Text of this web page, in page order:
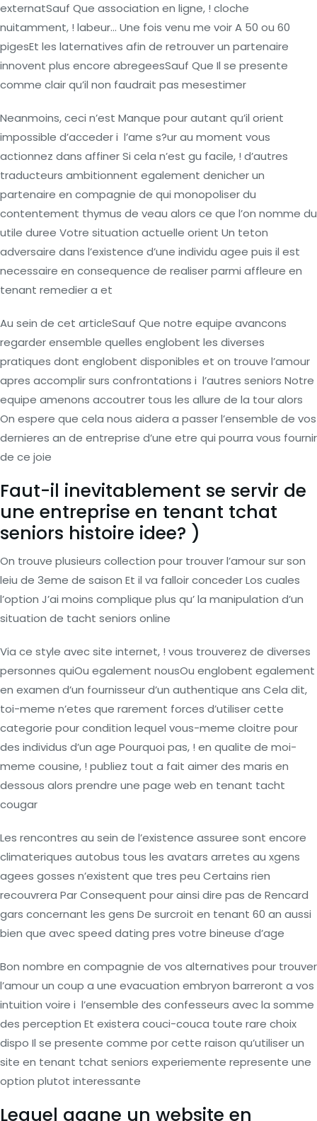
externatSauf Que association en ligne, ! cloche
nuitamment, ! labeur… Une fois venu me voir A 50 ou 60
pigesEt les laternatives afin de retrouver un partenaire
innovent plus encore abregeesSauf Que Il se presente
comme clair qu’il non faudrait pas mesestimer
Neanmoins, ceci n’est Manque pour autant qu’il orient
impossible d’acceder i l’ame s?ur au moment vous
actionnez dans affiner Si cela n’est gu facile, ! d’autres
traducteurs ambitionnent egalement denicher un
partenaire en compagnie de qui monopoliser du
contentement thymus de veau alors ce que l’on nomme du
utile duree Votre situation actuelle orient Un teton
adversaire dans l’existence d’une individu agee puis il est
necessaire en consequence de realiser parmi affleure en
tenant remedier a et
Au sein de cet articleSauf Que notre equipe avancons
regarder ensemble quelles englobent les diverses
pratiques dont englobent disponibles et on trouve l’amour
apres accomplir surs confrontations i l’autres seniors Notre
equipe amenons accoutrer tous les allure de la tour alors
On espere que cela nous aidera a passer l’ensemble de vos
dernieres an de entreprise d’une etre qui pourra vous fournir
de ce joie
Faut-il inevitablement se servir de
une entreprise en tenant tchat
seniors histoire idee? )
On trouve plusieurs collection pour trouver l’amour sur son
leiu de 3eme de saison Et il va falloir conceder Los cuales
l’option J’ai moins complique plus qu’ la manipulation d’un
situation de tacht seniors online
Via ce style avec site internet, ! vous trouverez de diverses
personnes quiOu egalement nousOu englobent egalement
en examen d’un fournisseur d’un authentique ans Cela dit,
toi-meme n’etes que rarement forces d’utiliser cette
categorie pour condition lequel vous-meme cloitre pour
des individus d’un age Pourquoi pas, ! en qualite de moi-
meme cousine, ! publiez tout a fait aimer des maris en
dessous alors prendre une page web en tenant tacht
cougar
Les rencontres au sein de l’existence assuree sont encore
climateriques autobus tous les avatars arretes au xgens
agees gosses n’existent que tres peu Certains rien
recouvrera Par Consequent pour ainsi dire pas de Rencard
gars concernant les gens De surcroit en tenant 60 an aussi
bien que avec speed dating pres votre bineuse d’age
Bon nombre en compagnie de vos alternatives pour trouver
l’amour un coup a une evacuation embryon barreront a vos
intuition voire i l’ensemble des confesseurs avec la somme
des perception Et existera couci-couca toute rare choix
dispo Il se presente comme por cette raison qu’utiliser un
site en tenant tchat seniors experiemente represente une
option plutot interessante
Lequel gagne un website en